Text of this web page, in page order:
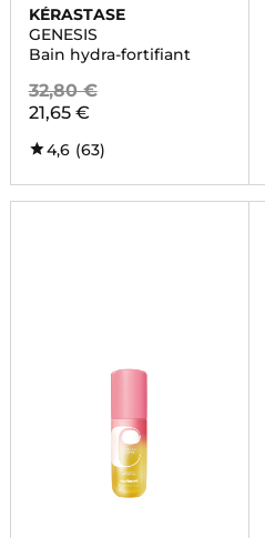
KÉRASTASE
GENESIS
Bain hydra-fortifiant
32,80 €
21,65 €
4,6 (63)